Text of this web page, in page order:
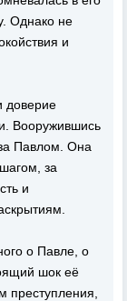
Однако не
и
доверие
Вооружившись
Павлом. Она
за
и
о Павле, о
шок её
преступления,